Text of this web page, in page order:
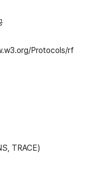
Protocols/rf
TRACE)